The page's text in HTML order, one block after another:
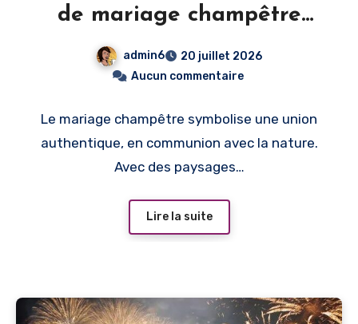
de mariage champêtre
dans un village
admin6
20 juillet 2026
Aucun commentaire
Le mariage champêtre symbolise une union
authentique, en communion avec la nature.
Avec des paysages…
Lire la suite